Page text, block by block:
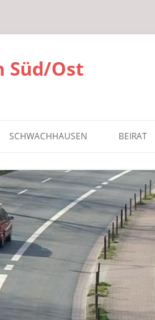
Süd/Ost
SCHWACHHAUSEN BEIRAT